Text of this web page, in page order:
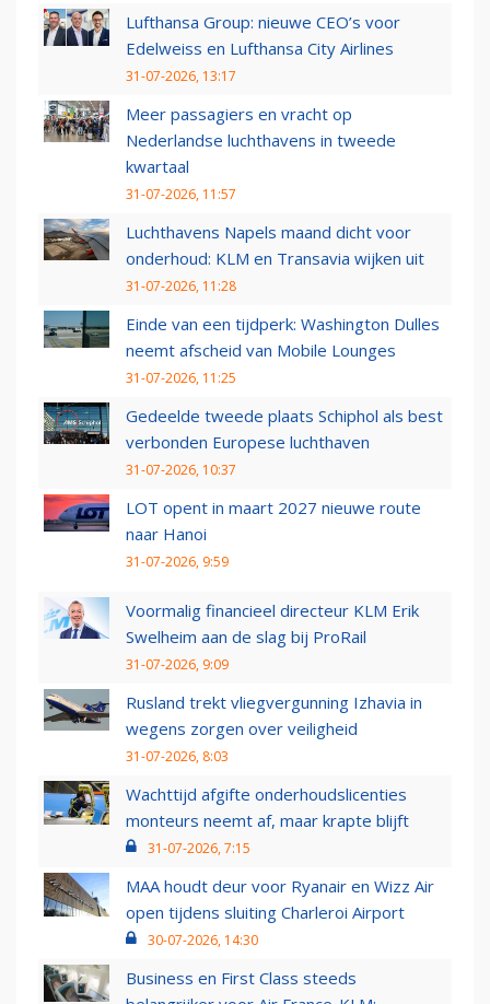
Lufthansa Group: nieuwe CEO’s voor
Edelweiss en Lufthansa City Airlines
31-07-2026, 13:17
Meer passagiers en vracht op
Nederlandse luchthavens in tweede
kwartaal
31-07-2026, 11:57
Luchthavens Napels maand dicht voor
onderhoud: KLM en Transavia wijken uit
31-07-2026, 11:28
Einde van een tijdperk: Washington Dulles
neemt afscheid van Mobile Lounges
31-07-2026, 11:25
Gedeelde tweede plaats Schiphol als best
verbonden Europese luchthaven
31-07-2026, 10:37
LOT opent in maart 2027 nieuwe route
naar Hanoi
31-07-2026, 9:59
Voormalig financieel directeur KLM Erik
Swelheim aan de slag bij ProRail
31-07-2026, 9:09
Rusland trekt vliegvergunning Izhavia in
wegens zorgen over veiligheid
31-07-2026, 8:03
Wachttijd afgifte onderhoudslicenties
monteurs neemt af, maar krapte blijft
31-07-2026, 7:15
MAA houdt deur voor Ryanair en Wizz Air
open tijdens sluiting Charleroi Airport
30-07-2026, 14:30
Business en First Class steeds